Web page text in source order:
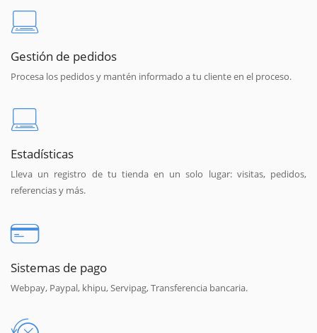
Gestión de pedidos
Procesa los pedidos y mantén informado a tu cliente en el proceso.
Estadísticas
Lleva un registro de tu tienda en un solo lugar: visitas, pedidos,
referencias y más.
Sistemas de pago
Webpay, Paypal, khipu, Servipag, Transferencia bancaria.